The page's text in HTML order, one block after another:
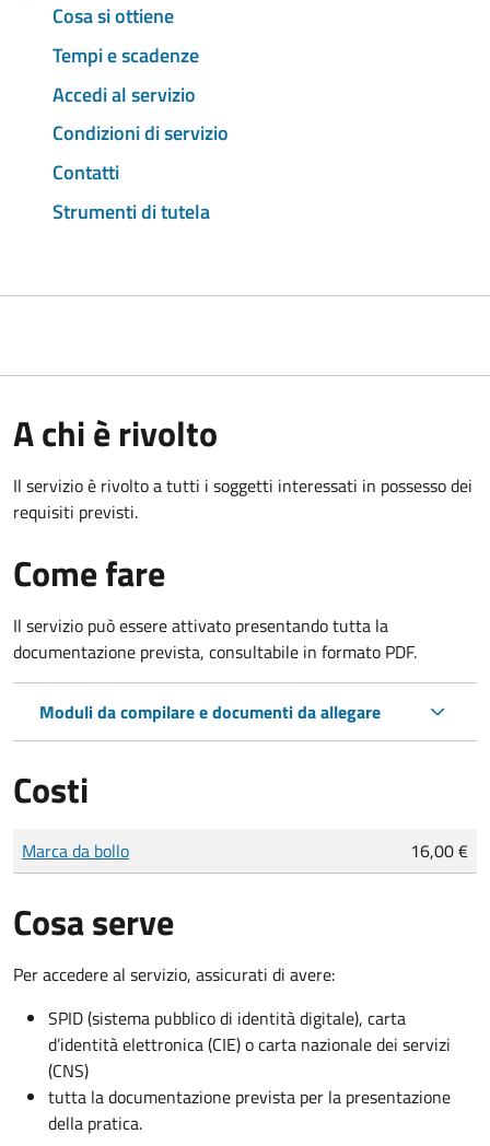
Cosa si ottiene
Tempi e scadenze
Accedi al servizio
Condizioni di servizio
Contatti
Strumenti di tutela
A chi è rivolto
Il servizio è rivolto a tutti i soggetti interessati in possesso dei
requisiti previsti.
Come fare
Il servizio può essere attivato presentando tutta la
documentazione prevista, consultabile in formato PDF.
Moduli da compilare e documenti da allegare
Costi
Tipo di pagamento
Importo
Marca da bollo 16,00 €
Cosa serve
Per accedere al servizio, assicurati di avere:
SPID (sistema pubblico di identità digitale), carta
d’identità elettronica (CIE) o carta nazionale dei servizi
(CNS)
tutta la documentazione prevista per la presentazione
della pratica.